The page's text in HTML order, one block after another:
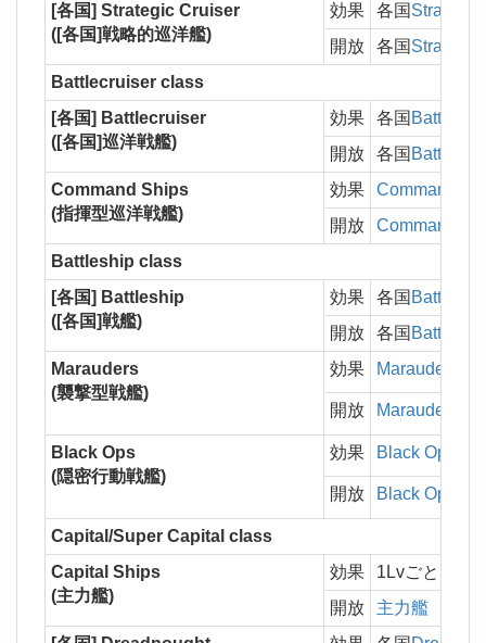
[各国] Strategic Cruiser
([各国]戦略的巡洋艦)
効果 各国 Strategic
開放
各国 Strategic
Battlecruiser class
[各国] Battlecruiser
([各国]巡洋戦艦)
効果 各国
開放
各国
Command Ships
(指揮型巡洋戦艦)
効果
Command
開放
Command
Battleship class
[各国] Battleship
([各国]戦艦)
効果 各国
開放
各国
Marauders
(襲撃型戦艦)
効果 Marauders
開放 Marauders
Black Ops
(隠密行動戦艦)
効果 Black Ops
開放 Black Ops
Capital/Super Capital class
Capital Ships
(主力艦)
効果 1Lvごとに
開放
主力艦